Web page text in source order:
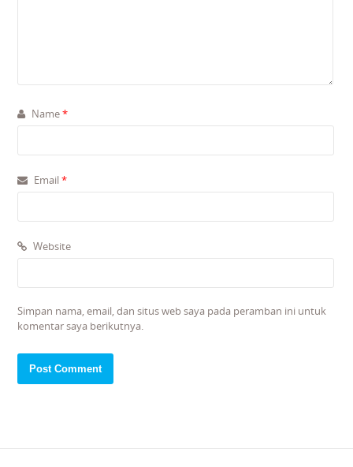
Name*
Email*
Website
Simpan nama, email, dan situs web saya pada peramban ini untuk
komentar saya berikutnya.